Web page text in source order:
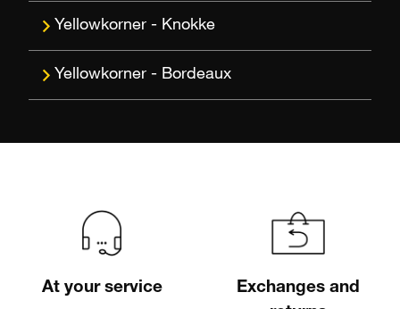
Knokke
Bordeaux
At your service
Exchanges and